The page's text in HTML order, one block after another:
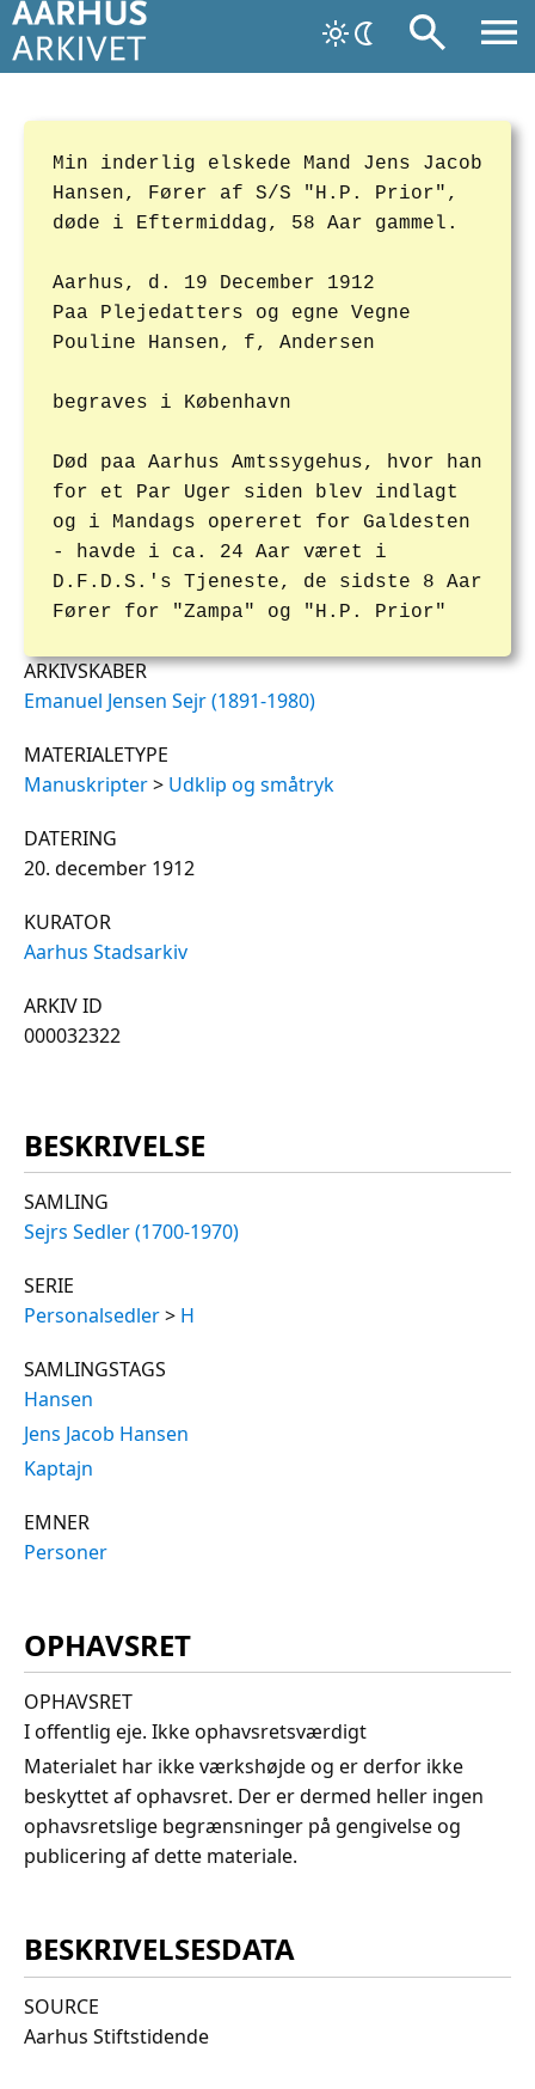
Min inderlig elskede Mand Jens Jacob
Hansen, Fører af S/S "H.P. Prior",
døde i Eftermiddag, 58 Aar gammel.
Aarhus, d. 19 December 1912
Paa Plejedatters og egne Vegne
Pouline Hansen, f, Andersen
begraves i København
Død paa Aarhus Amtssygehus, hvor han
for et Par Uger siden blev indlagt
og i Mandags opereret for Galdesten
- havde i ca. 24 Aar været i
D.F.D.S.'s Tjeneste, de sidste 8 Aar
Fører for "Zampa" og "H.P. Prior"
ARKIVSKABER
Emanuel Jensen Sejr (1891-1980)
MATERIALETYPE
Manuskripter> Udklip og småtryk
DATERING
20. december 1912
KURATOR
Aarhus Stadsarkiv
ARKIV ID
000032322
BESKRIVELSE
SAMLING
Sejrs Sedler (1700-1970)
SERIE
Personalsedler> H
SAMLINGSTAGS
Hansen
Jens Jacob Hansen
Kaptajn
EMNER
Personer
OPHAVSRET
OPHAVSRET
I offentlig eje. Ikke ophavsretsværdigt
Materialet har ikke værkshøjde og er derfor ikke
beskyttet af ophavsret. Der er dermed heller ingen
ophavsretslige begrænsninger på gengivelse og
publicering af dette materiale.
BESKRIVELSESDATA
SOURCE
Aarhus Stiftstidende